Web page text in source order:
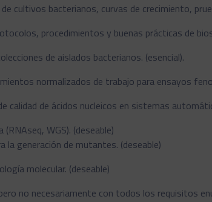
cultivos bacterianos, curvas de crecimiento,
procedimientos y buenas prácticas de
de aislados bacterianos. (esencial).
normalizados de trabajo para ensayos
calidad de ácidos nucleicos en sistemas
WGS). (deseable)
la generación de mutantes. (deseable)
molecular. (deseable)
no necesariamente con todos los requisitos